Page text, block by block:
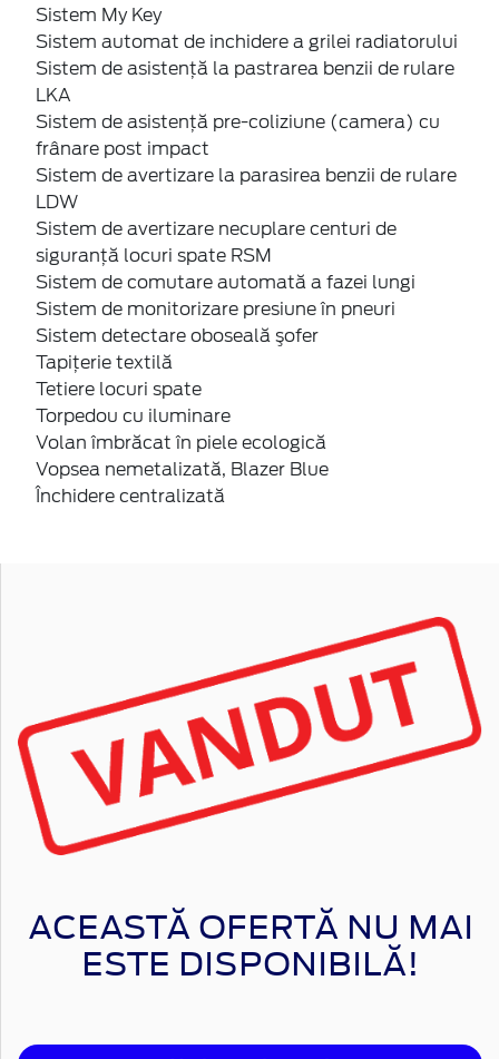
Sistem My Key
Sistem automat de inchidere a grilei radiatorului
Sistem de asistenţă la pastrarea benzii de rulare
LKA
Sistem de asistenţă pre-coliziune (camera) cu
frânare post impact
Sistem de avertizare la parasirea benzii de rulare
LDW
Sistem de avertizare necuplare centuri de
siguranță locuri spate RSM
Sistem de comutare automată a fazei lungi
Sistem de monitorizare presiune în pneuri
Sistem detectare oboseală şofer
Tapiţerie textilă
Tetiere locuri spate
Torpedou cu iluminare
Volan îmbrăcat în piele ecologică
Vopsea nemetalizată, Blazer Blue
Închidere centralizată
ACEASTĂ OFERTĂ NU MAI
ESTE DISPONIBILĂ!